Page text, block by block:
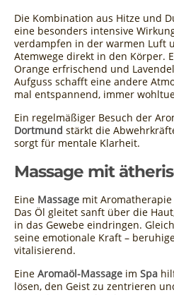
Die Kombination aus Hitze und
eine besonders intensive
verdampfen in der warmen Luft
Atemwege direkt in den Körper.
Orange erfrischend und
Aufguss schafft eine andere
mal entspannend, immer
Ein regelmäßiger Besuch der
Dortmund stärkt die
sorgt für mentale Klarheit.
Massage mit
Eine Massage mit
Das Öl gleitet sanft über die
in das Gewebe eindringen.
seine emotionale Kraft –
vitalisierend.
Eine Aromaöl-Massage im Spa
lösen, den Geist zu zentrieren